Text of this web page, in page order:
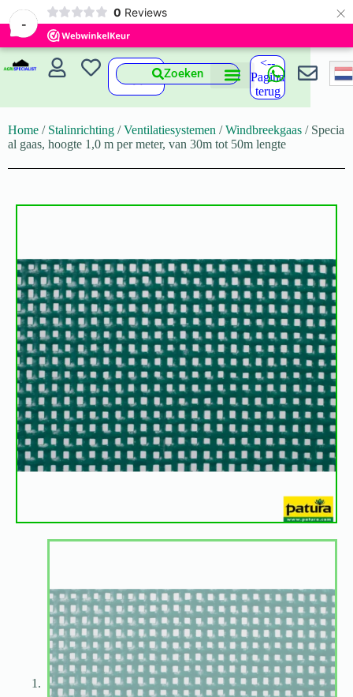
-
0 Reviews ×
Zoeken
<--
Pagina
terug
Home / Stalinrichting /Ventilatiesystemen /Windbreekgaas / Specia
al gaas, hoogte 1,0 m per meter, van 30m tot 50m lengte